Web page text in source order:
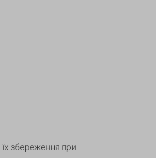
збереження при